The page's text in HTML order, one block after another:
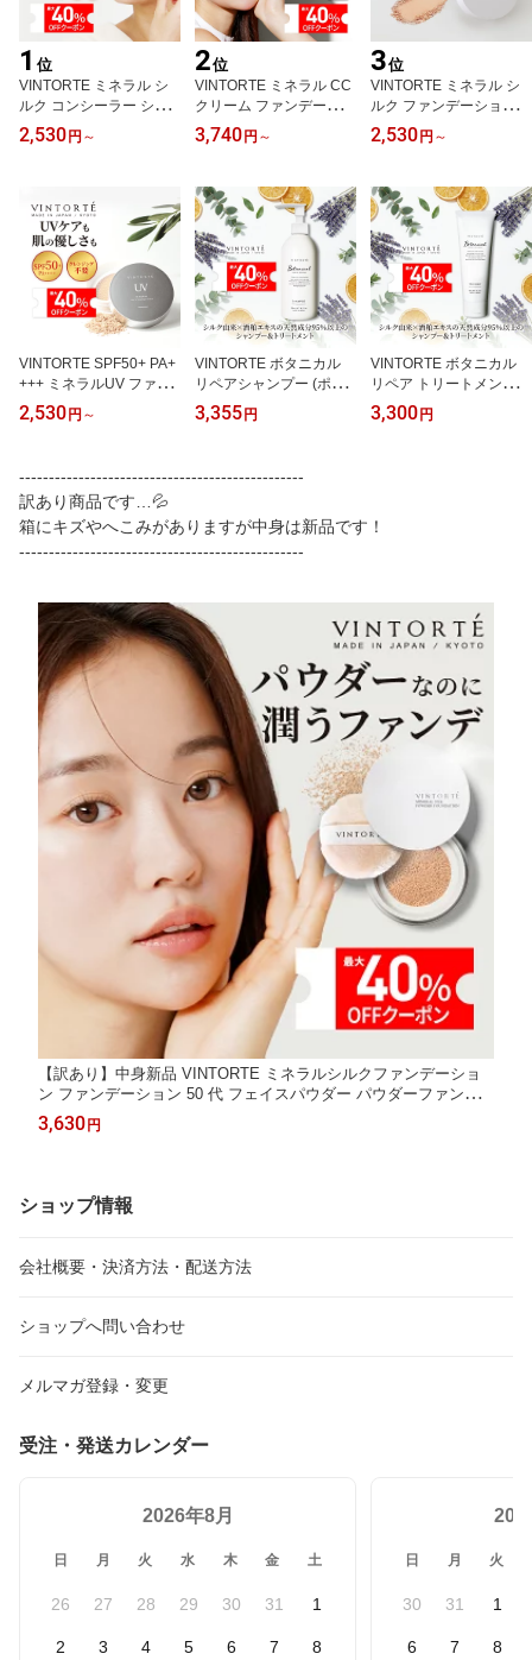
1 位
VINTORTE ミネラル シ
ルク コンシーラー シミ
シワ 隠し シミ消し シミ
そばかす シミ隠し シミ
ョン 50 代 カバー力 クッ
ションファンデーション
クマ隠し 毛穴レスコンシ
ーラー 無添加 日本製 母
の日
2,530 円 ～
2位
VINTORTE ミネラル CC
クリーム ファンデーショ
ン 石けんで落とせる 化
粧下地 リキッドファンデ
ンデーション シワ シミ
隠し 50 代 ミネラルファ
ンデーション 毛穴 uv テ
カリ防止 uvカット uvケ
ア ccクリーム 敏感肌 uv
クリーム 母の日
3,740 円 ～
3位
VINTORTE ミネラル シ
ルク ファンデーション
ファンデーション 50 代
フェイスパウダー パウダ
ー力 シワ シミ 隠し マス
クにつかない 崩れない
カバー力 汗に強い カバ
ーファンデーション シル
クパウダー ミネラルuvパ
ウダー 母の日
2,530 円 ～
VINTORTE SPF50+ PA+
+++ ミネラルUV ファン
デーション 50 代 ミネラ
ルファンデーション uv
ウダーファンデーション
カバー力 uvカット 化粧
2,530 円 ～
VINTORTE ボタニカル
リペアシャンプー (ポン
プ付) シャンプー シャン
プー アミノ酸シャンプー
オーガニック 頭皮ケア
3,355 円
VINTORTE ボタニカル
リペア トリートメント
ヘアケア ヘアトリートメ
ント トリートメント ヘ
3,300 円
------------------------------------------------
訳あり商品です…💦
箱にキズやへこみがありますが中身は新品です！
------------------------------------------------
【訳あり】中身新品 VINTORTE ミネラルシルクファンデーショ
ン ファンデーション 50 代 フェイスパウダー パウダーファンデ
ーション カバー力 ミネラルファンデーション シワ シミ 隠し 崩
れない カバー力 汗に強い カバーファンデーション シルクパウダ
3,630 円
ショップ情報
会社概要・決済方法・配送方法
ショップへ問い合わせ
メルマガ登録・変更
受注・発送カレンダー
2026年8月
日 月 火 水 木 金 土
26 27 28 29 30 31 1
2 3 4 5 6 7 8
日 月 火
30 31 1
6 7 8